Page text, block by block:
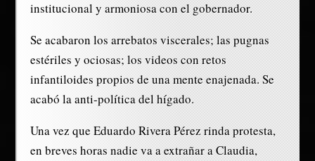
institucional y armoniosa con el gobernador.
Se acabaron los arrebatos viscerales; las pugnas
estériles y ociosas; los videos con retos
infantiloides propios de una mente enajenada. Se
acabó la anti-política del hígado.
Una vez que Eduardo Rivera Pérez rinda protesta,
en breves horas nadie va a extrañar a Claudia,